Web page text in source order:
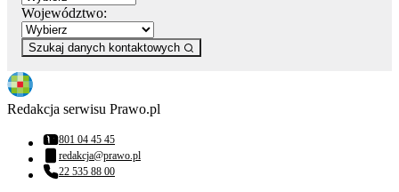
Województwo:
Szukaj danych kontaktowych
Redakcja serwisu Prawo.pl
Numer telefonu:
801 04 45 45
Adres email:
redakcja@prawo.pl
Numer telefonu:
22 535 88 00